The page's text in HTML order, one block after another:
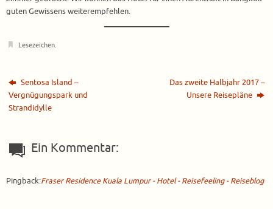
guten Gewissens weiterempfehlen.
Lesezeichen.
Sentosa Island –
Vergnügungspark und
Strandidylle
Das zweite Halbjahr 2017 –
Unsere Reisepläne
Ein Kommentar:
Pingback:Fraser Residence Kuala Lumpur - Hotel - Reisefeeling - Reiseblog